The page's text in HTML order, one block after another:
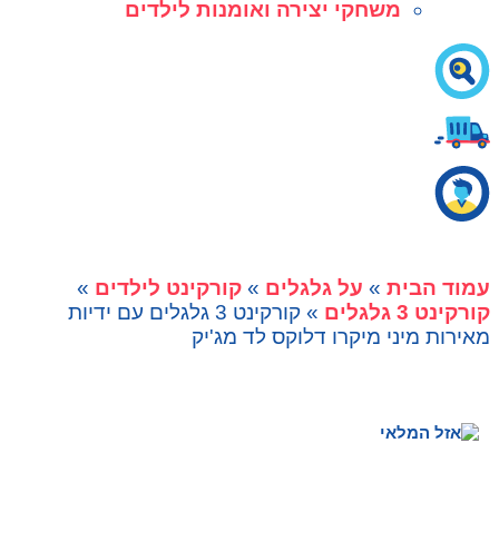
משחקי יצירה ואומנות לילדים
עמוד הבית » על גלגלים » קורקינט לילדים »
קורקינט 3 גלגלים
» קורקינט 3 גלגלים עם ידיות
מאירות מיני מיקרו דלוקס לד מג'יק